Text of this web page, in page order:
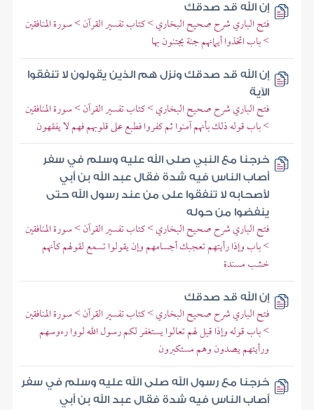
إن الله قد صدقك
فتح الباري شرح صحيح البخاري > كتاب تفسير القرآن > سورة المنافقين
> باب اتخذوا أيمانهم جنة يجتنون بها
إن الله قد صدقك ونزل هم الذين يقولون لا تنفقوا
الآية
فتح الباري شرح صحيح البخاري > كتاب تفسير القرآن > سورة المنافقين
> باب قوله ذلك بأنهم آمنوا ثم كفروا فطبع على قلوبهم فهم لا يفقهون
خرجنا مع النبي صلى الله عليه وسلم في سفر
أصاب الناس فيه شدة فقال عبد الله بن أبي
لأصحابه لا تنفقوا على من عند رسول الله حتى
ينفضوا من حوله
فتح الباري شرح صحيح البخاري > كتاب تفسير القرآن > سورة المنافقين
> باب وإذا رأيتهم تعجبك أجسامهم وإن يقولوا تسمع لقولهم كأنهم
خشب مسندة
إن الله قد صدقك
فتح الباري شرح صحيح البخاري > كتاب تفسير القرآن > سورة المنافقين
> باب قوله وإذا قيل لهم تعالوا يستغفر لكم رسول الله لووا رءوسهم
ورأيتهم يصدون وهم مستكبرون
خرجنا مع رسول الله صلى الله عليه وسلم في سفر
أصاب الناس فيه شدة فقال عبد الله بن أبي